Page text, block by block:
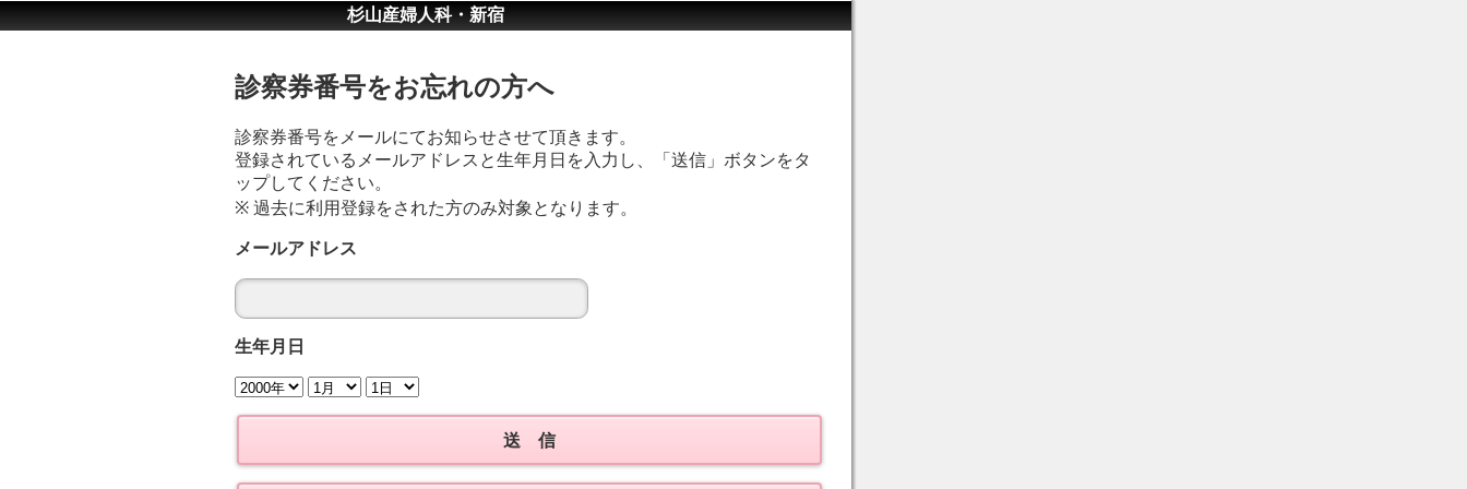
杉山産婦人科・新宿
診察券番号をお忘れの方へ
診察券番号をメールにてお知らせさせて頂きます。
登録されているメールアドレスと生年月日を入力し、「送信」ボタンをタ
ップしてください。
※ 過去に利用登録をされた方のみ対象となります。
メールアドレス
生年月日
送 信